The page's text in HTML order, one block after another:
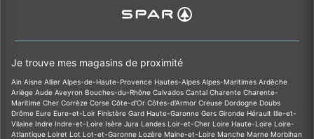
Je trouve mes magasins de proximité
Ain Aisne Allier Alpes-de-Haute-Provence Hautes-Alpes Alpes-Maritimes Ardèche
Ariège Aude Aveyron Bouches-du-Rhône Calvados Cantal Charente Charente-
Maritime Cher Corrèze Corse Côte-d'Or Côtes-d'Armor Creuse Dordogne Doubs
Drôme Eure Eure-et-Loir Finistère Gard Haute-Garonne Gers Gironde Hérault Ille-et-
Vilaine Indre Indre-et-Loire Isère Jura Landes Loir-et-Cher Loire Haute-Loire Loire-
Atlantique Loiret Lot Lot-et-Garonne Lozère Maine-et-Loire Manche Marne Morbihan